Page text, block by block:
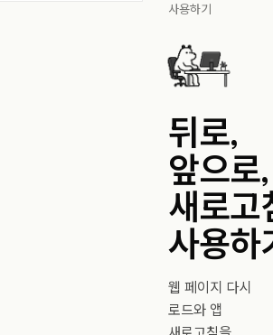
사용하기
뒤로,
앞으로,
새로고
사용하
웹 페이지 다시
로드와 앱